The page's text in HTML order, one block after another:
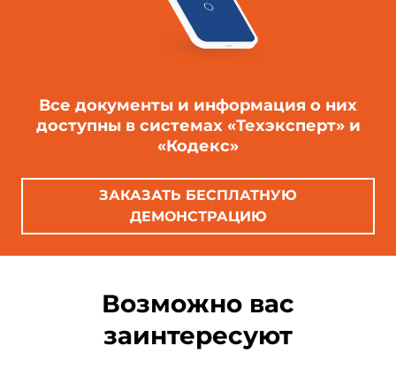
Все документы и информация о них
доступны в системах «Техэксперт» и
«Кодекс»
ЗАКАЗАТЬ БЕСПЛАТНУЮ
ДЕМОНСТРАЦИЮ
Возможно вас
заинтересуют